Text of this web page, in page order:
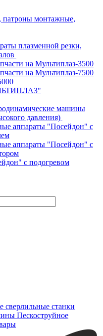
монтажные,
плазменной резки,
на Мультиплаз-3500
на Мультиплаз-7500
машины
давления)
аппараты "Посейдон" с
аппараты "Посейдон" с
с подогревом
сверлильные станки
Пескоструйное